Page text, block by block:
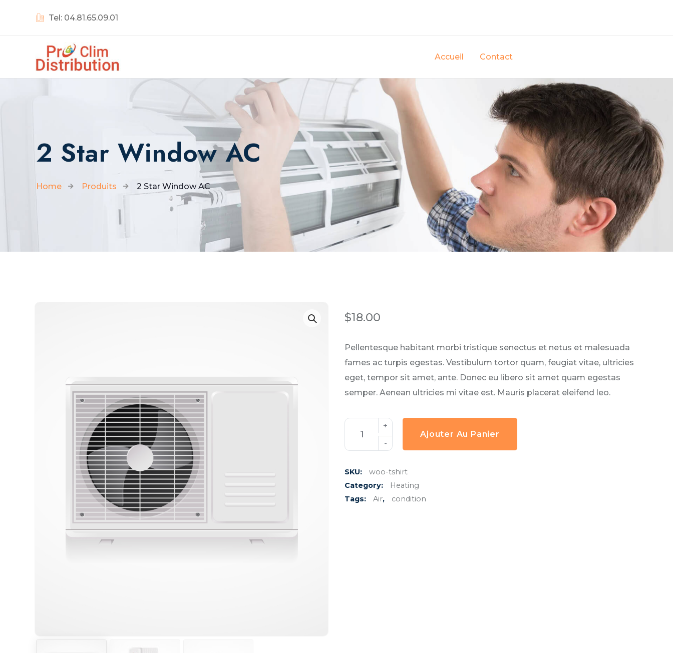
Tel: 04.81.65.09.01
Accueil Contact
2 Star Window AC
Home Produits 2 Star Window AC
$18.00
Pellentesque habitant morbi tristique senectus et netus et malesuada
fames ac turpis egestas. Vestibulum tortor quam, feugiat vitae, ultricies
eget, tempor sit amet, ante. Donec eu libero sit amet quam egestas
semper. Aenean ultricies mi vitae est. Mauris placerat eleifend leo.
Ajouter Au Panier
SKU:
woo-tshirt
Category:
Heating
Tags:
Air, condition